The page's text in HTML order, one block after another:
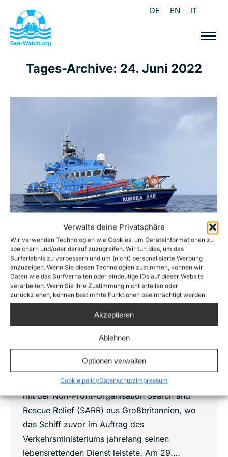
Verwalte deine Privatsphäre
Wir verwenden Technologien wie Cookies, um Geräteinformationen zu
speichern und/oder darauf zuzugreifen. Wir tun dies, um das
Surferlebnis zu verbessern und um (nicht) personalisierte Werbung
anzuzeigen. Wenn Sie diesen Technologien zustimmen, können wir
Daten wie das Surfverhalten oder eindeutige IDs auf dieser Website
verarbeiten. Wenn Sie Ihre Zustimmung nicht erteilen oder
zurückziehen, können bestimmte Funktionen beeinträchtigt werden.
Akzeptieren
Ablehnen
Optionen verwalten
Cookie policyDatenschutzImpressum
DE EN IT
Tages-Archive: 24. Juni 2022
Großbritannien setzt neues Sea-Watch
Schiff fest
Aurora,News,Press releases VonOliver Kulikowski
24. Juni 2022
Unmittelbar nach dem ersten Einsatz und der
Rettung von 85 Menschen erteilte die britische
Agentur für See- und Küstenwache dem Schiff
ein Auslaufverbot. Sea-Watch betreibt die als
Rettungsboot zertifizierte Aurora gemeinsam
mit der Non-Profit-Organisation Search and
Rescue Relief (SARR) aus Großbritannien, wo
das Schiff zuvor im Auftrag des
Verkehrsministeriums jahrelang seinen
lebensrettenden Dienst leistete. Am 29.…